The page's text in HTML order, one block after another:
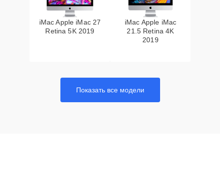
iMac Apple iMac 27
Retina 5K 2019
iMac Apple iMac
21.5 Retina 4K
2019
Показать все модели